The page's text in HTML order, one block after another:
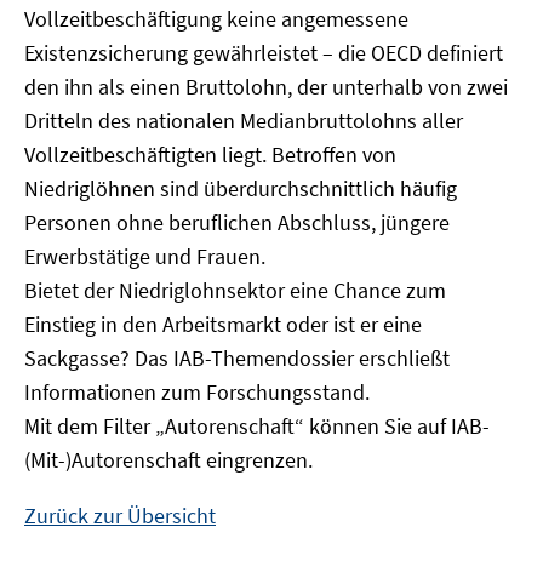
Vollzeitbeschäftigung keine angemessene
Existenzsicherung gewährleistet – die OECD definiert
den ihn als einen Bruttolohn, der unterhalb von zwei
Dritteln des nationalen Medianbruttolohns aller
Vollzeitbeschäftigten liegt. Betroffen von
Niedriglöhnen sind überdurchschnittlich häufig
Personen ohne beruflichen Abschluss, jüngere
Erwerbstätige und Frauen.
Bietet der Niedriglohnsektor eine Chance zum
Einstieg in den Arbeitsmarkt oder ist er eine
Sackgasse? Das IAB-Themendossier erschließt
Informationen zum Forschungsstand.
Mit dem Filter „Autorenschaft“ können Sie auf IAB-
(Mit-)Autorenschaft eingrenzen.
Zurück zur Übersicht